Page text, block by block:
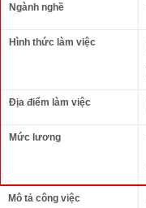
Ngành nghề
Hình thức làm việc
Địa điểm làm việc
Mức lương
Mô tả công việc